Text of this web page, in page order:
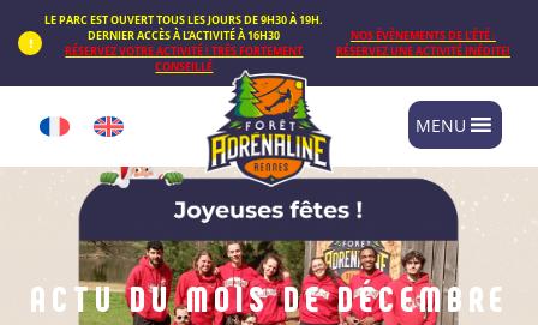
LE PARC EST OUVERT TOUS LES JOURS DE 9H30 À 19H.
DERNIER ACCÈS À L’ACTIVITÉ À 16H30
RÉSERVEZ VOTRE ACTIVITÉ ! TRÈS FORTEMENT
CONSEILLÉ
NOS ÉVÈNEMENTS DE L’ÉTÉ :
RÉSERVEZ UNE ACTIVITÉ INÉDITE!
MENU
ACTU DU MOIS DE DÉCEMBRE
Panneau de gestion des cookies